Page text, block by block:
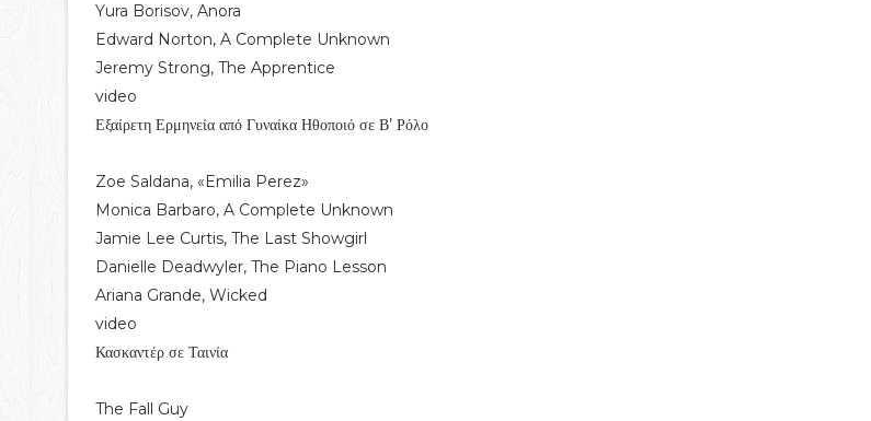
Yura Borisov, Anora
Edward Norton, A Complete Unknown
Jeremy Strong, The Apprentice
video
Εξαίρετη Ερμηνεία από Γυναίκα Ηθοποιό σε Β’ Ρόλο
Zoe Saldana, «Emilia Perez»
Monica Barbaro, A Complete Unknown
Jamie Lee Curtis, The Last Showgirl
Danielle Deadwyler, The Piano Lesson
Ariana Grande, Wicked
video
Κασκαντέρ σε Ταινία
The Fall Guy